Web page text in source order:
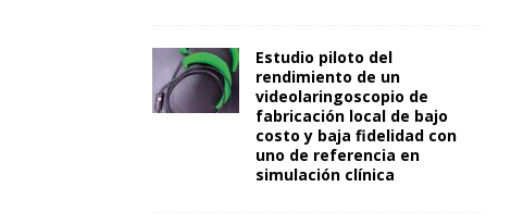
Estudio piloto del
rendimiento de un
videolaringoscopio de
fabricación local de bajo
costo y baja fidelidad con
uno de referencia en
simulación clínica